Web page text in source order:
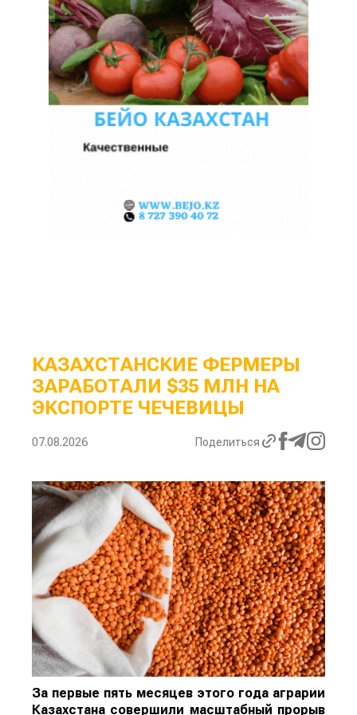
КАЗАХСТАНСКИЕ ФЕРМЕРЫ
ЗАРАБОТАЛИ $35 МЛН НА
ЭКСПОРТЕ ЧЕЧЕВИЦЫ
07.08.2026 Поделиться
За первые пять месяцев этого года аграрии
Казахстана совершили масштабный прорыв